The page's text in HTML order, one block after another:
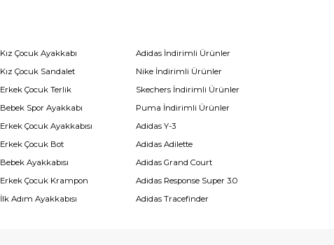
Kız Çocuk Ayakkabı
Kız Çocuk Sandalet
Erkek Çocuk Terlik
Bebek Spor Ayakkabı
Erkek Çocuk Ayakkabısı
Erkek Çocuk Bot
Bebek Ayakkabısı
Erkek Çocuk Krampon
İlk Adım Ayakkabısı
Adidas İndirimli Ürünler
Nike İndirimli Ürünler
Skechers İndirimli Ürünler
Puma İndirimli Ürünler
Adidas Y-3
Adidas Adilette
Adidas Grand Court
Adidas Response Super 3.0
Adidas Tracefinder